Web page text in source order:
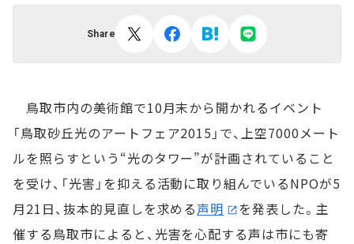
Share
鳥取市内の美術館で10月末から開かれるイベント
「鳥取砂丘光のアートフェア2015」で、上空7000メート
ルを照らすという“光のタワー”が計画されていること
を受け、「光害」を抑える活動に取り組んでいるNPOが5
月21日、抜本的見直しを求める声明
を発表した。主
催する鳥取市によると、光害を心配する声は市にも寄